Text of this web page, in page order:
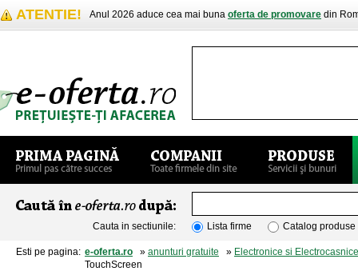
ATENTIE! Anul 2026 aduce cea mai buna oferta de promovare din
Cauta in sectiunile: Lista firme Catalog produse
Esti pe pagina: e-oferta.ro » anunturi gratuite » Electronice si Electrocasnice
TouchScreen